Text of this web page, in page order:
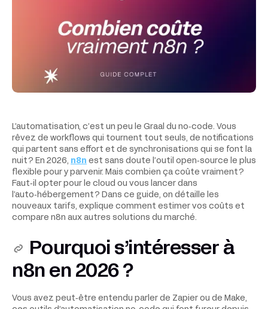
L’automatisation, c’est un peu le Graal du no‑code. Vous
rêvez de workflows qui tournent tout seuls, de notifications
qui partent sans effort et de synchronisations qui se font la
nuit ? En 2026, n8n est sans doute l’outil open‑source le plus
flexible pour y parvenir. Mais combien ça coûte vraiment ?
Faut‑il opter pour le cloud ou vous lancer dans
l’auto‑hébergement ? Dans ce guide, on détaille les
nouveaux tarifs, explique comment estimer vos coûts et
compare n8n aux autres solutions du marché.
Pourquoi s’intéresser à
n8n en 2026 ?
Vous avez peut‑être entendu parler de Zapier ou de Make,